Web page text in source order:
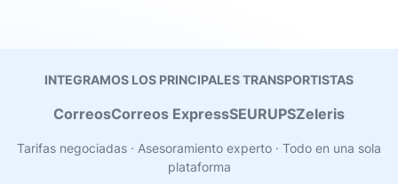
INTEGRAMOS LOS PRINCIPALES TRANSPORTISTAS
CorreosCorreos ExpressSEURUPSZeleris
Tarifas negociadas · Asesoramiento experto · Todo en una sola
plataforma